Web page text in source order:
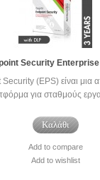
Security Enterprise
(EPS) είναι μια
για σταθμούς
Καλάθι
Add to compare
Add to wishlist